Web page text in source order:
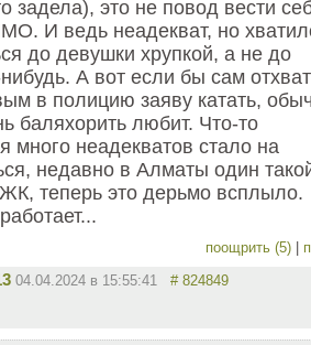
задела), это не повод вести
И ведь неадекват, но
до девушки хрупкой, а не до
нибудь. А вот если бы сам
в полицию заяву катать,
баляхорить любит. Что-то
много неадекватов стало на
недавно в Алматы один
теперь это дерьмо всплыло.
поощрить (5)
04.04.2024 в 15:55:41 # 824849